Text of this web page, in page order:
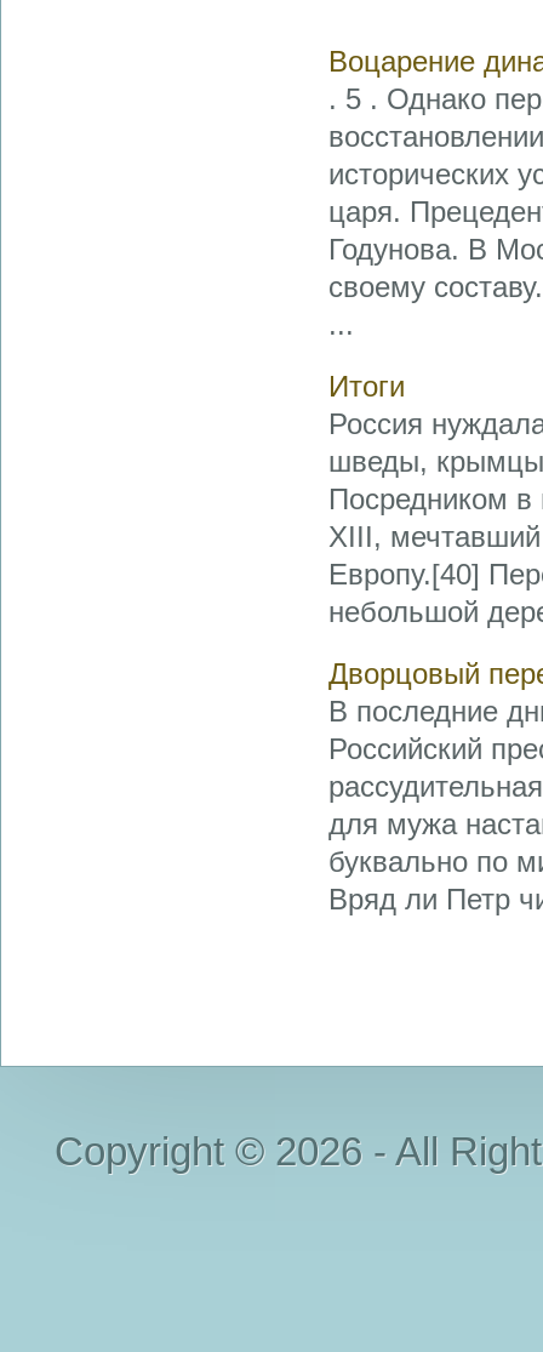
Воцарение
. 5 . Однако
исторических
царя.
Годунова. В
своему
...
Итоги
Россия
шведы, крымцы
Посредником в
XIII,
Европу.[40]
небольшой
Дворцовый
В последние
Российский
для мужа
буквально по
Вряд ли Петр
Copyright © 2026 - All